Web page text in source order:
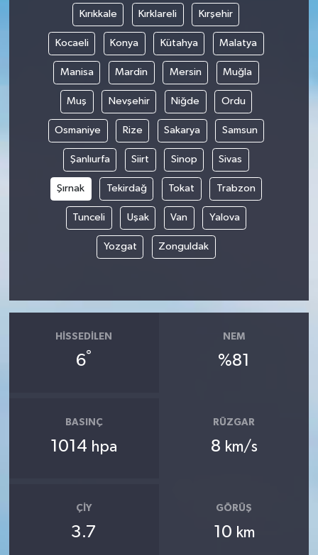
Kırıkkale Kırklareli Kırşehir
Kocaeli Konya Kütahya Malatya
Manisa Mardin Mersin Muğla
Muş Nevşehir Niğde Ordu
Osmaniye Rize Sakarya Samsun
Şanlıurfa Siirt Sinop Sivas
Şırnak Tekirdağ Tokat Trabzon
Tunceli Uşak Van Yalova
Yozgat Zonguldak
HISSEDILEN
6°
NEM
%81
BASINÇ
1014 hpa
RÜZGAR
8 km/s
ÇIY
3.7
GÖRÜŞ
10 km